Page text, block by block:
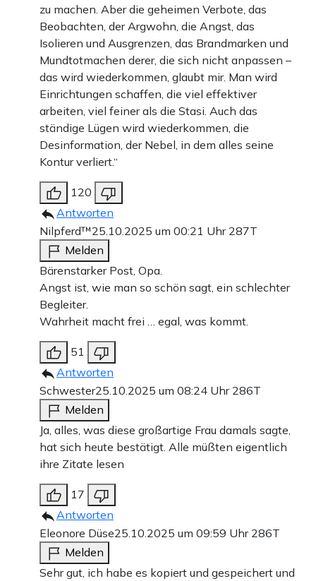
zu machen. Aber die geheimen Verbote, das
Beobachten, der Argwohn, die Angst, das
Isolieren und Ausgrenzen, das Brandmarken und
Mundtotmachen derer, die sich nicht anpassen –
das wird wiederkommen, glaubt mir. Man wird
Einrichtungen schaffen, die viel effektiver
arbeiten, viel feiner als die Stasi. Auch das
ständige Lügen wird wiederkommen, die
Desinformation, der Nebel, in dem alles seine
Kontur verliert.“
120
Antworten
Nilpferd™25.10.2025 um 00:21 Uhr 287T
Melden
Bärenstarker Post, Opa.
Angst ist, wie man so schön sagt, ein schlechter
Begleiter.
Wahrheit macht frei … egal, was kommt.
51
Antworten
Schwester25.10.2025 um 08:24 Uhr 286T
Melden
Ja, alles, was diese großartige Frau damals sagte,
hat sich heute bestätigt. Alle müßten eigentlich
ihre Zitate lesen
17
Antworten
Eleonore Düse25.10.2025 um 09:59 Uhr 286T
Melden
Sehr gut, ich habe es kopiert und gespeichert und